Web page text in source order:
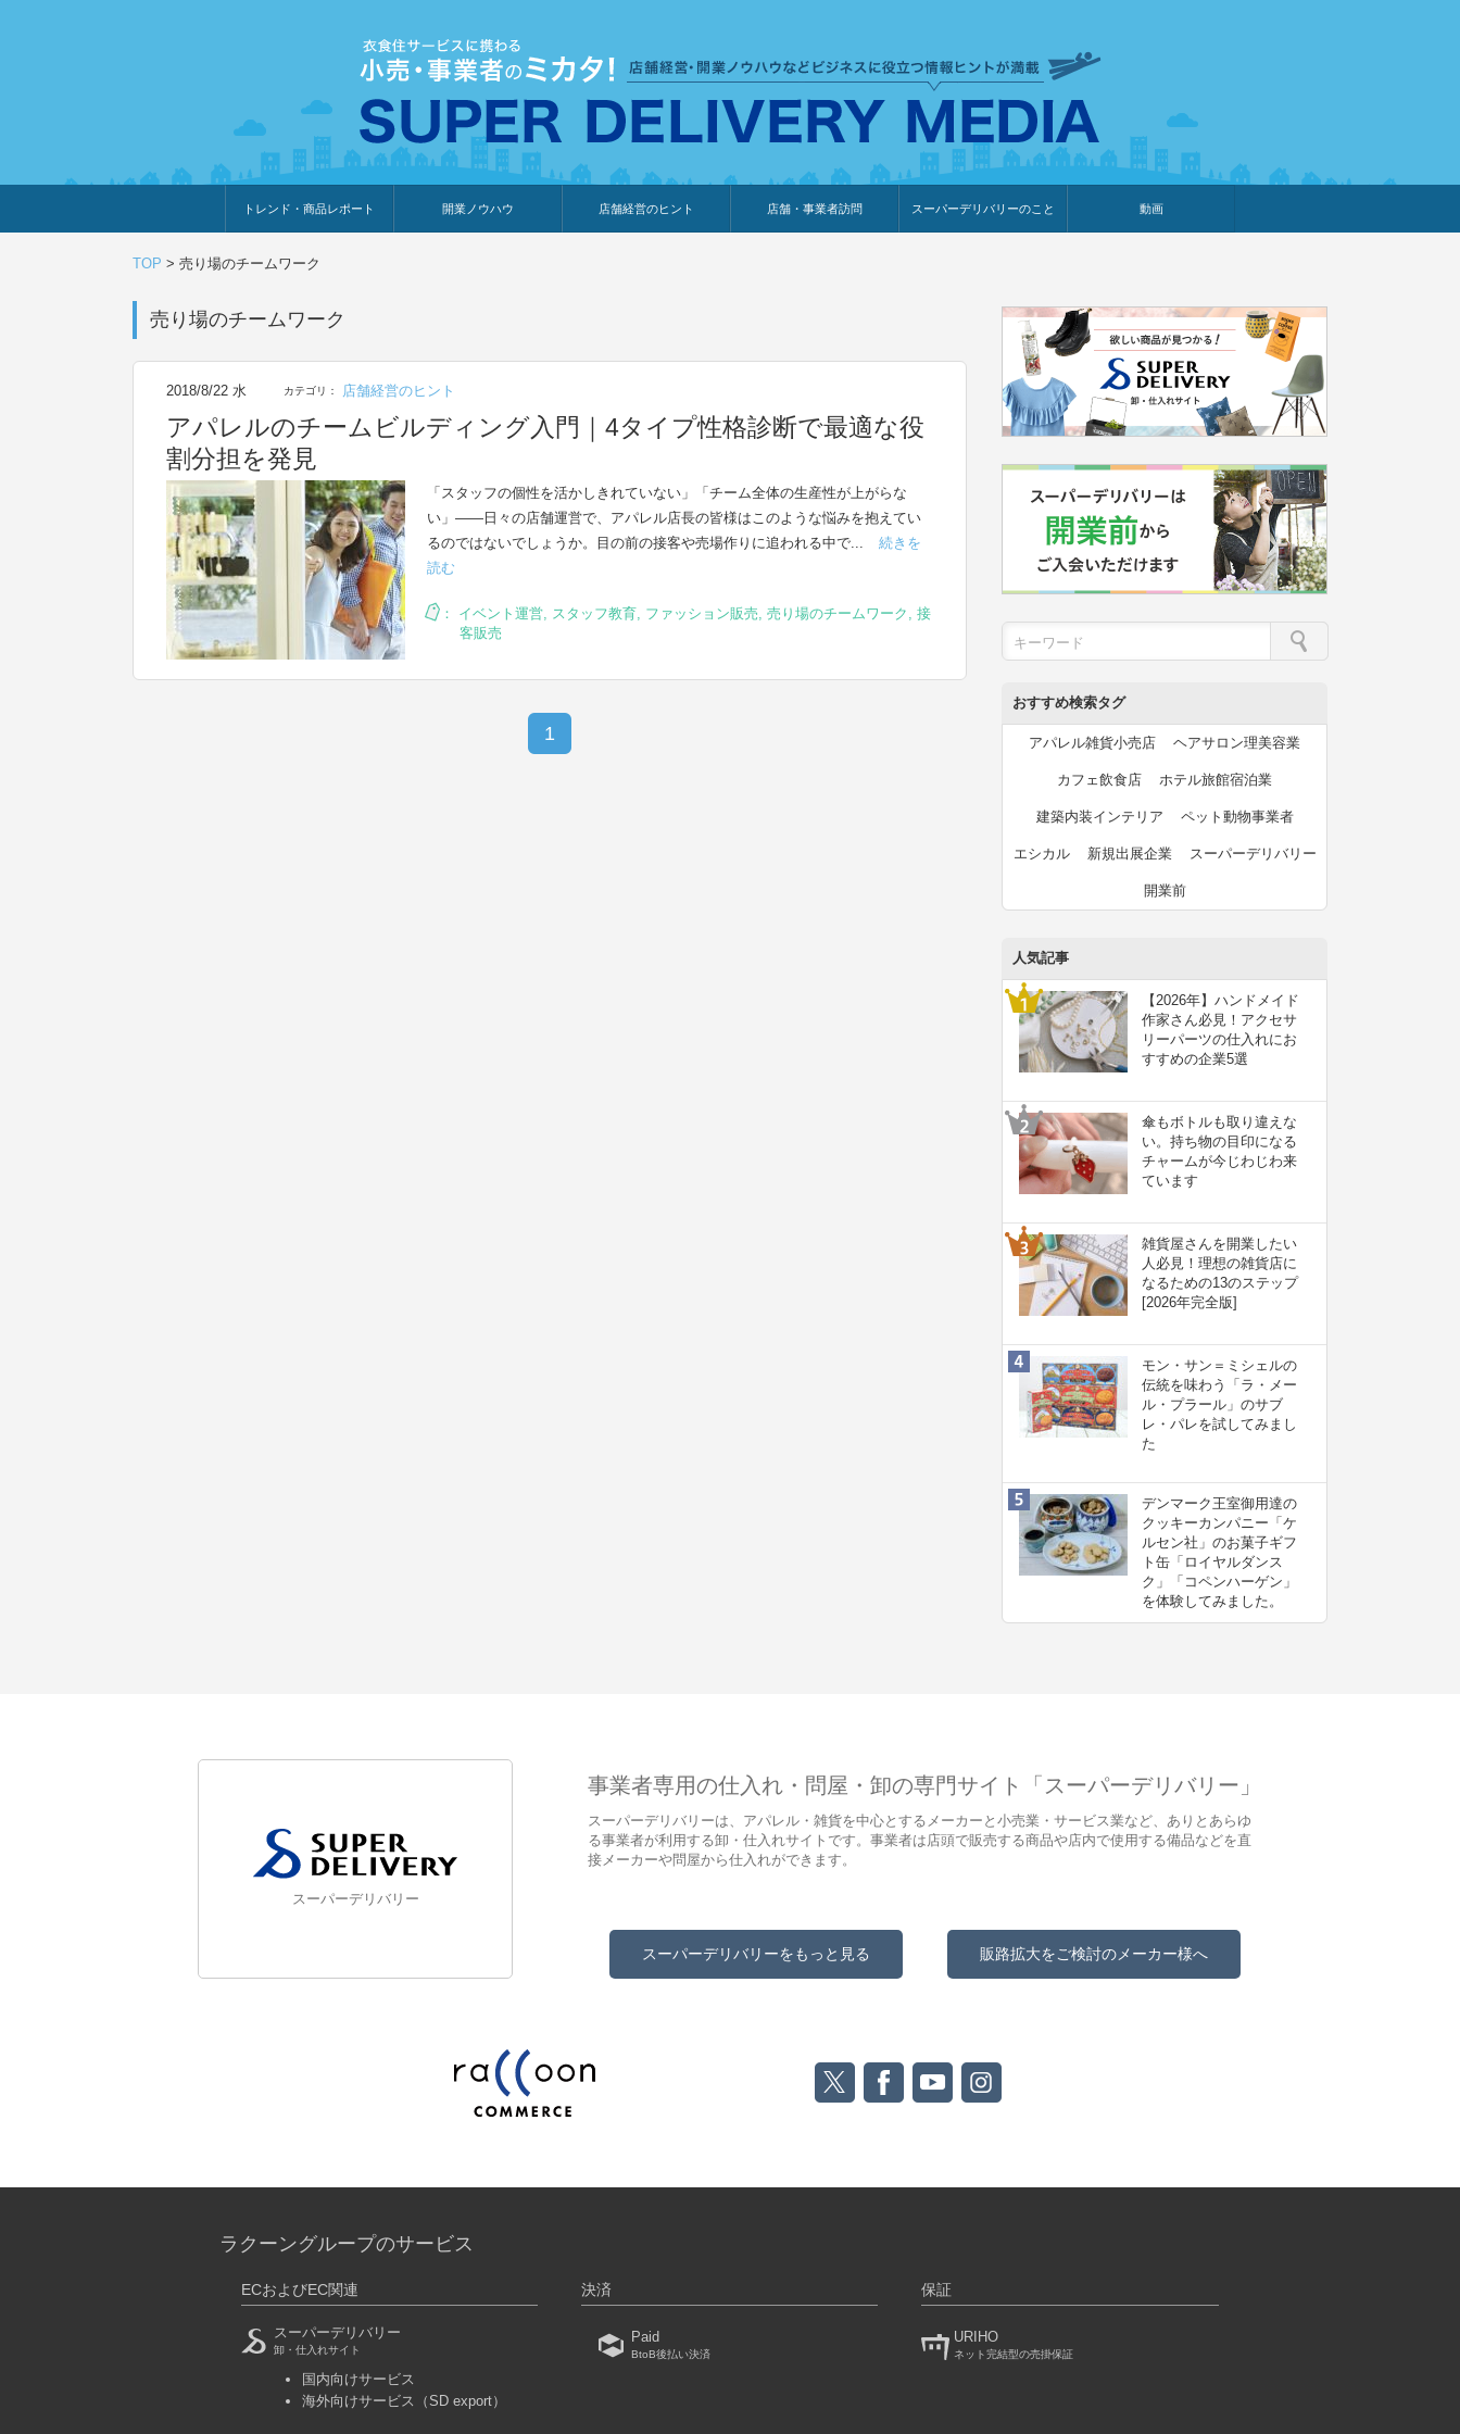
トレンド・商品レポート
トレンド・特集
人気ランキング
出展企業のおすすめ
商品体験・レビュー
暮らしの提案
開業ノウハウ 店舗経営のヒント 店舗・事業者訪問 スーパーデリバリーのこと 動画
TOP > 売り場のチームワーク
売り場のチームワーク
2018/8/22 水 カテゴリ： 店舗経営のヒント
アパレルのチームビルディング入門｜4タイプ性格診断で最適な役
割分担を発見
「スタッフの個性を活かしきれていない」「チーム全体の生産性が上がらな
い」——日々の店舗運営で、アパレル店長の皆様はこのような悩みを抱えてい
るのではないでしょうか。目の前の接客や売場作りに追われる中で...
続きを
読む
： イベント運営, スタッフ教育, ファッション販売, 売り場のチームワーク , 接
客販売
1
おすすめ検索タグ
アパレル雑貨小売店 ヘアサロン理美容業
カフェ飲食店 ホテル旅館宿泊業
建築内装インテリア ペット動物事業者
エシカル 新規出展企業 スーパーデリバリー
開業前
人気記事
【2026年】ハンドメイド
作家さん必見！アクセサ
リーパーツの仕入れにお
すすめの企業5選
傘もボトルも取り違えな
い。持ち物の目印になる
チャームが今じわじわ来
ています
雑貨屋さんを開業したい
人必見！理想の雑貨店に
なるための13のステップ
[2026年完全版]
モン・サン＝ミシェルの
伝統を味わう「ラ・メー
ル・プラール」のサブ
レ・パレを試してみまし
た
デンマーク王室御用達の
クッキーカンパニー「ケ
ルセン社」のお菓子ギフ
ト缶「ロイヤルダンス
ク」「コペンハーゲン」
を体験してみました。
スーパーデリバリー
事業者専用の仕入れ・問屋・卸の専門サイト「スーパーデリバリー」
スーパーデリバリーは、アパレル・雑貨を中心とするメーカーと小売業・サービス業など、ありとあらゆ
る事業者が利用する卸・仕入れサイトです。事業者は店頭で販売する商品や店内で使用する備品などを直
接メーカーや問屋から仕入れができます。
スーパーデリバリーをもっと見る 販路拡大をご検討のメーカー様へ
ラクーングループのサービス
ECおよびEC関連
スーパーデリバリー
卸・仕入れサイト
国内向けサービス
海外向けサービス
（SD export）
決済
Paid
BtoB後払い決済
保証
URIHO
ネット完結型の売掛保証